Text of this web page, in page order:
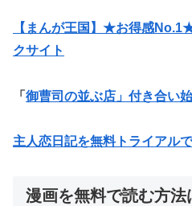
【まんが王国】★お得感
クサイト
「 御曹司の並ぶ店」付き合い
主人恋日記を無料トライアル
漫画を無料で読む方法